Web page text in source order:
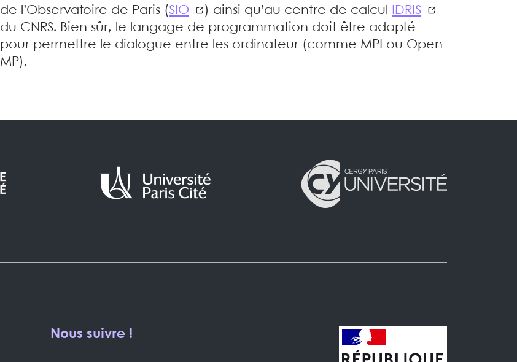
de l’Observatoire de Paris (SIO ) ainsi qu’au centre de calcul
IDRIS
du CNRS. Bien sûr, le langage de programmation doit être adapté
pour permettre le dialogue entre les ordinateur (comme MPI ou Open-
MP).
Nous suivre !